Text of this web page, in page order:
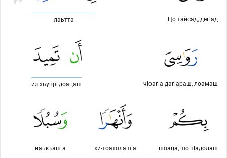
Цо тайсад, дегlад
лаьтта
чlоагlа дагlараш, лоамаш
из хьувргдоацаш
шоаца, шо тlадолаш
хи-тоатолаш а
наькъаш а